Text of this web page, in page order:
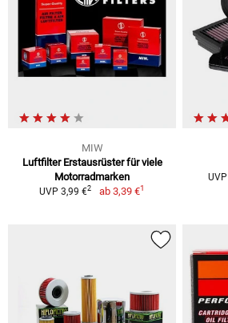
MIW
Luftfilter Erstausrüster für viele
Motorradmarken
UVP 3,99 €2 ab 3,39 €1